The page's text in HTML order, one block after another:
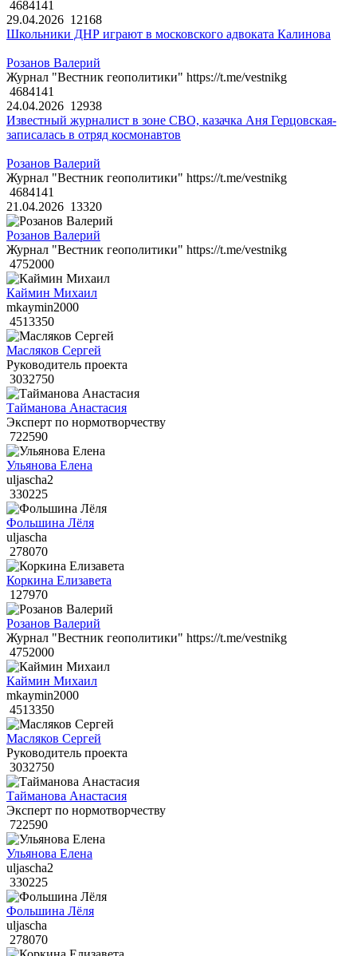
4684141
29.04.2026 12168
Школьники ДНР играют в московского адвоката Калинова
Розанов Валерий
Журнал "Вестник геополитики" https://t.me/vestnikg
4684141
24.04.2026 12938
Известный журналист в зоне СВО, казачка Аня Герцовская-
записалась в отряд космонавтов
Розанов Валерий
Журнал "Вестник геополитики" https://t.me/vestnikg
4684141
21.04.2026 13320
Розанов Валерий
Журнал "Вестник геополитики" https://t.me/vestnikg
4752000
Каймин Михаил
mkaymin2000
4513350
Масляков Сергей
Руководитель проекта
3032750
Тайманова Анастасия
Эксперт по нормотворчеству
722590
Ульянова Елена
uljascha2
330225
Фольшина Лёля
uljascha
278070
Коркина Елизавета
127970
Розанов Валерий
Журнал "Вестник геополитики" https://t.me/vestnikg
4752000
Каймин Михаил
mkaymin2000
4513350
Масляков Сергей
Руководитель проекта
3032750
Тайманова Анастасия
Эксперт по нормотворчеству
722590
Ульянова Елена
uljascha2
330225
Фольшина Лёля
uljascha
278070